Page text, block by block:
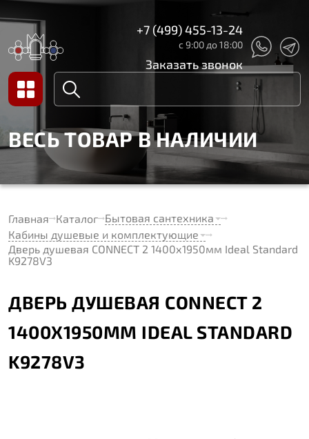
+7 (499) 455-13-24
с 9:00 до 18:00
Заказать звонок
ВЕСЬ ТОВАР В НАЛИЧИИ
Главная Каталог Бытовая сантехника
Кабины душевые и комплектующие
Дверь душевая CONNECT 2 1400х1950мм Ideal Standard
K9278V3
ДВЕРЬ ДУШЕВАЯ CONNECT 2
1400Х1950ММ IDEAL STANDARD
K9278V3